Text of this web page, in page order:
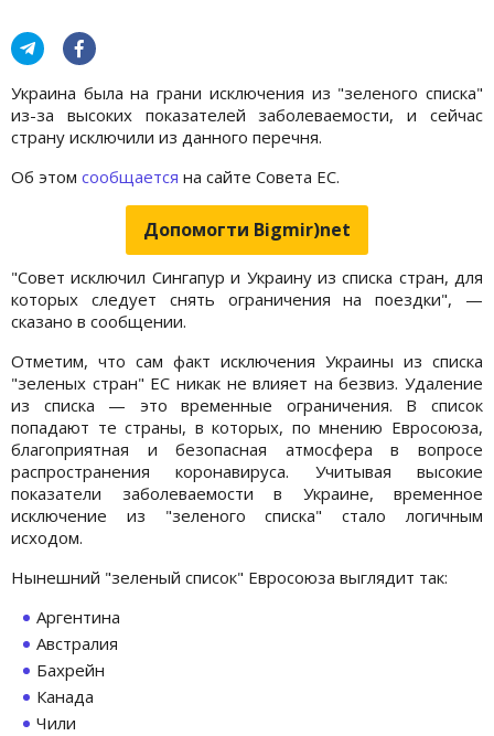
Украина была на грани исключения из "зеленого списка"
из-за высоких показателей заболеваемости, и сейчас
страну исключили из данного перечня.
Об этом сообщается на сайте Совета ЕС.
Допомогти Bigmir)net
"Совет исключил Сингапур и Украину из списка стран, для
которых следует снять ограничения на поездки", —
сказано в сообщении.
Отметим, что сам факт исключения Украины из списка
"зеленых стран" ЕС никак не влияет на безвиз. Удаление
из списка — это временные ограничения. В список
попадают те страны, в которых, по мнению Евросоюза,
благоприятная и безопасная атмосфера в вопросе
распространения коронавируса. Учитывая высокие
показатели заболеваемости в Украине, временное
исключение из "зеленого списка" стало логичным
исходом.
Нынешний "зеленый список" Евросоюза выглядит так:
Аргентина
Австралия
Бахрейн
Канада
Чили